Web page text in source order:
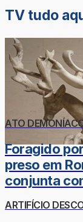
TV tudo
ATO
Foragido
preso em
conjunta
ARTIFÍCIO